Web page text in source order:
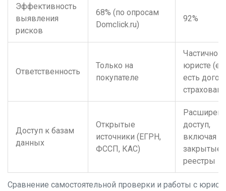
Сравнение самостоятельной проверки и работы с
Эффективность
выявления
рисков
68% (по опросам
Domclick.ru)
92%
Ответственность
Только на
покупателе
Частично
юристе
есть
Доступ к базам
данных
Открытые
источники (ЕГРН,
ФССП, КАС)
доступ,
включая
закрытые
реестры